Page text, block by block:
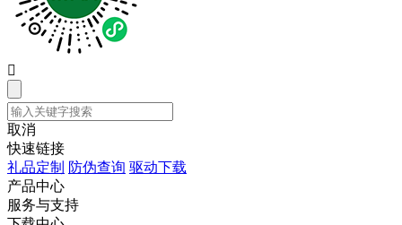

取消
快速链接
礼品定制 防伪查询 驱动下载
产品中心
服务与支持